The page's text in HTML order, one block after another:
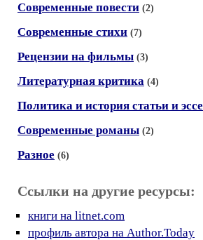
Современные повести (2)
Современные стихи (7)
Рецензии на фильмы (3)
Литературная критика (4)
Политика и история статьи и эссе
Современные романы (2)
Разное (6)
Ссылки на другие ресурсы:
книги на litnet.com
профиль автора на Author.Today